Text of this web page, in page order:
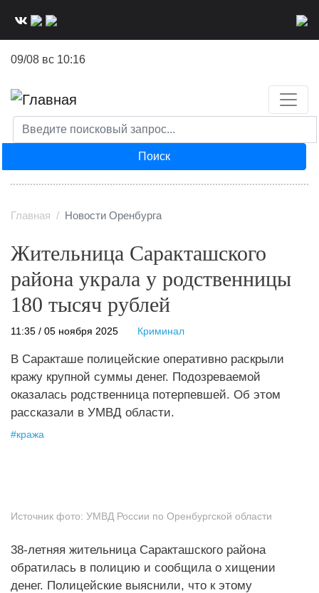
09/08 вс 10:16
Поиск
Главная Новости Оренбурга
Жительница Саракташского
района украла у родственницы
180 тысяч рублей
11:35 / 05 ноября 2025 Криминал
В Саракташе полицейские оперативно раскрыли
кражу крупной суммы денег. Подозреваемой
оказалась родственница потерпевшей. Об этом
рассказали в УМВД области.
#кража
Источник фото: УМВД России по Оренбургской области
38-летняя жительница Саракташского района
обратилась в полицию и сообщила о хищении
денег. Полицейские выяснили, что к этому